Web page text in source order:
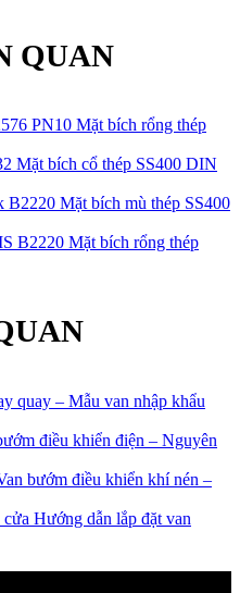
QUAN
Mặt bích rổng thép
Mặt bích cổ thép SS400 DIN
Mặt bích mù thép SS400
Mặt bích rổng thép
quay – Mẫu van nhập khẩu
điều khiển điện – Nguyên
bướm điều khiển khí nén –
Hướng dẫn lắp đặt van